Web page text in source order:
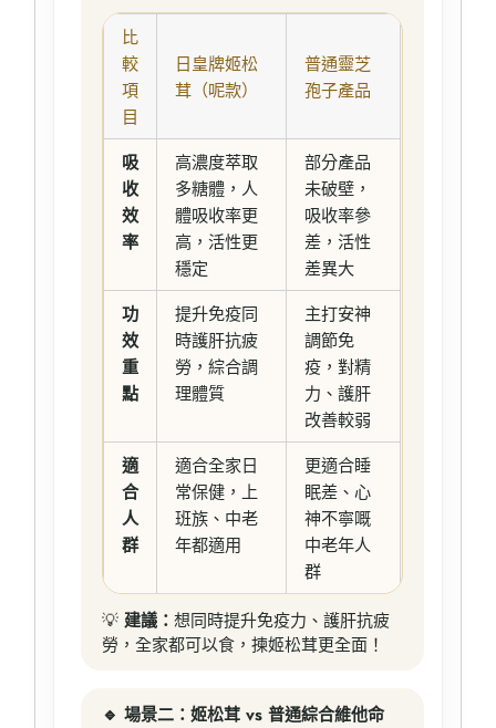
比
較
項
目
日皇牌姬松
茸（呢款）
普通靈芝
孢子產品
吸
收
效
率
高濃度萃取
多糖體，人
體吸收率更
高，活性更
穩定
部分產品
未破壁，
吸收率參
差，活性
差異大
功
效
重
點
提升免疫同
時護肝抗疲
勞，綜合調
理體質
主打安神
調節免
疫，對精
力、護肝
改善較弱
適
合
人
群
適合全家日
常保健，上
班族、中老
年都適用
更適合睡
眠差、心
神不寧嘅
中老年人
群
💡建議：想同時提升免疫力、護肝抗疲
勞，全家都可以食，揀姬松茸更全面！
🔹 場景二：姬松茸 vs 普通綜合維他命